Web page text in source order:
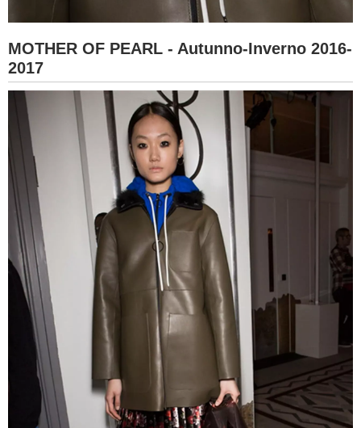
MOTHER OF PEARL - Autunno-Inverno 2016-
2017